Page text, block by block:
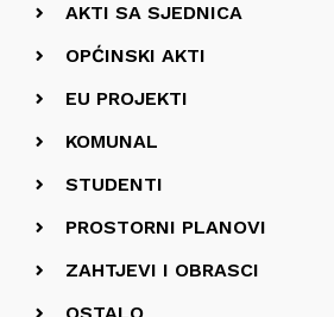
AKTI SA SJEDNICA
OPĆINSKI AKTI
EU PROJEKTI
KOMUNAL
STUDENTI
PROSTORNI PLANOVI
ZAHTJEVI I OBRASCI